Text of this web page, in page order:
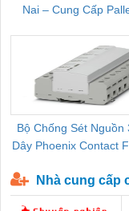
Nai – Cung Cấp
Bộ Chống Sét Nguồn
Dây Phoenix Contact
Nhà cung cấp